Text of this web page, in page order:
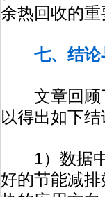
余热回收的重
七、结论
文章回顾了
以得出如下结
1）数据中
好的节能减